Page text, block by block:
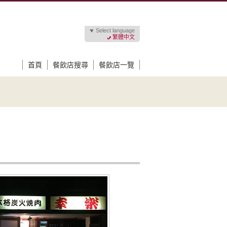
Select language
繁體中文
首頁 餐飲店搜尋 餐飲店一覽